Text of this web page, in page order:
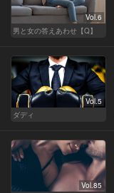
Vol.6
男と女の答えあわせ【Q】
Vol.5
ダディ
Vol.85